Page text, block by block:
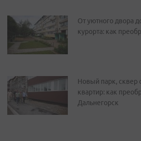
От уютного двора
курорта: как
Новый парк, сквер
квартир: как
Дальнегорск